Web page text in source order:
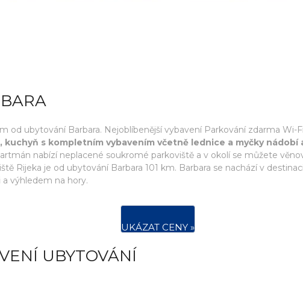
od ubytování Barbara. Nejoblíbenější vybavení Parkování zdarma Wi-
s kompletním vybavením včetně lednice a myčky nádobí
nabízí neplacené soukromé parkoviště a v okolí se můžete
Rijeka je od ubytování Barbara 101 km. Barbara se nachází v
výhledem na hory.
UKÁZAT CENY »
UBYTOVÁNÍ